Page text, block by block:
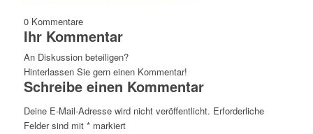
0 Kommentare
Ihr Kommentar
An Diskussion beteiligen?
Hinterlassen Sie gern einen Kommentar!
Schreibe einen Kommentar
Deine E-Mail-Adresse wird nicht veröffentlicht. Erforderliche
Felder sind mit *markiert